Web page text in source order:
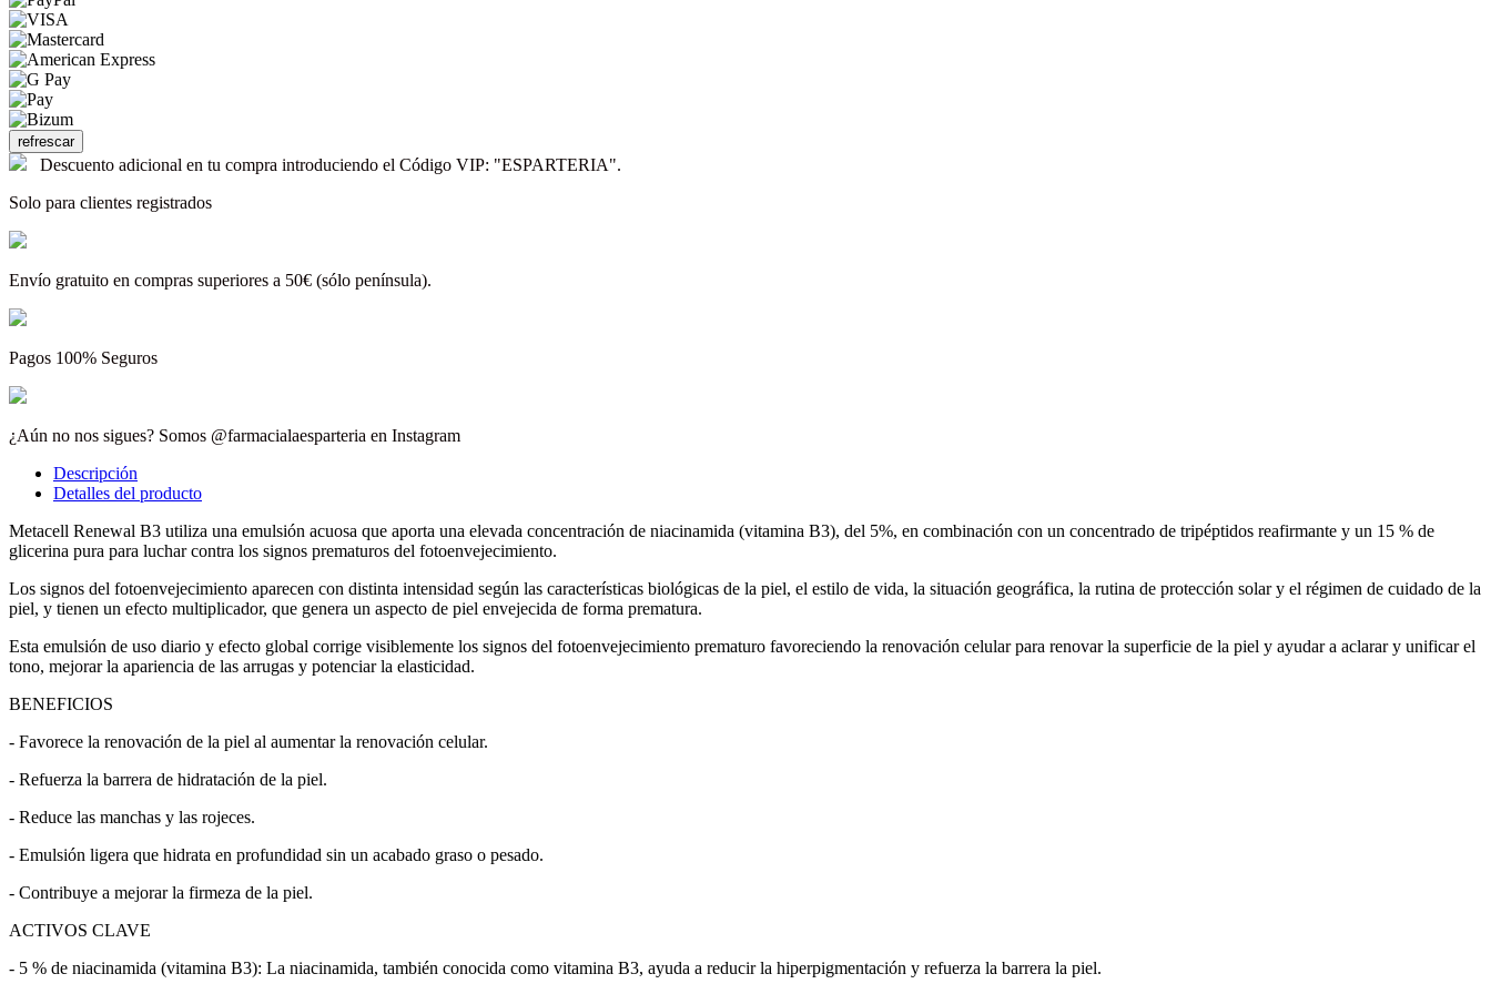
Descuento adicional en tu compra introduciendo el Código VIP: "ESPARTERIA".
Solo para clientes registrados
Envío gratuito en compras superiores a 50€ (sólo península).
Pagos 100% Seguros
¿Aún no nos sigues? Somos @farmacialaesparteria en Instagram
Descripción
Detalles del producto
Metacell Renewal B3 utiliza una emulsión acuosa que aporta una elevada concentración de niacinamida (vitamina B3), del 5%, en combinación con un concentrado de tripéptidos reafirmante y un 15 % de
glicerina pura para luchar contra los signos prematuros del fotoenvejecimiento.
Los signos del fotoenvejecimiento aparecen con distinta intensidad según las características biológicas de la piel, el estilo de vida, la situación geográfica, la rutina de protección solar y el régimen de cuidado de la
piel, y tienen un efecto multiplicador, que genera un aspecto de piel envejecida de forma prematura.
Esta emulsión de uso diario y efecto global corrige visiblemente los signos del fotoenvejecimiento prematuro favoreciendo la renovación celular para renovar la superficie de la piel y ayudar a aclarar y unificar el
tono, mejorar la apariencia de las arrugas y potenciar la elasticidad.
BENEFICIOS
- Favorece la renovación de la piel al aumentar la renovación celular.
- Refuerza la barrera de hidratación de la piel.
- Reduce las manchas y las rojeces.
- Emulsión ligera que hidrata en profundidad sin un acabado graso o pesado.
- Contribuye a mejorar la firmeza de la piel.
ACTIVOS CLAVE
- 5 % de niacinamida (vitamina B3): La niacinamida, también conocida como vitamina B3, ayuda a reducir la hiperpigmentación y refuerza la barrera la piel.